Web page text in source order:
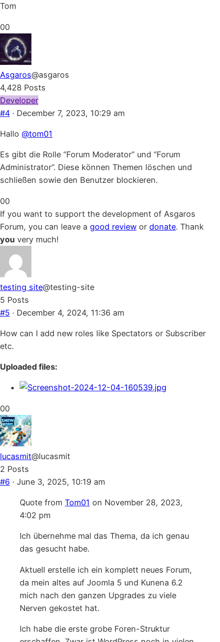
Tom
Click
for
thumbs
down.
0Click
for
thumbs
up.
0
Asgaros@asgaros
4,428 Posts
Developer
#4 · December 7, 2023, 10:29 am
Hallo @tom01
Es gibt die Rolle “Forum Moderator” und “Forum
Administrator”. Diese können Themen löschen und
schließen sowie den Benutzer blockieren.
Click
for
thumbs
down.
0Click
for
thumbs
up.
0
If you want to support the development of Asgaros
Forum, you can leave a good review or donate. Thank
you very much!
testing site@testing-site
5 Posts
#5 · December 4, 2024, 11:36 am
How can I add new roles like Spectators or Subscriber
etc.
Uploaded files:
Click
for
thumbs
down.
0Click
for
thumbs
up.
0
lucasmit@lucasmit
2 Posts
#6 · June 3, 2025, 10:19 am
Quote from Tom01 on November 28, 2023,
4:02 pm
Ich übernehme mal das Thema, da ich genau
das gesucht habe.
Aktuell erstelle ich ein komplett neues Forum,
da mein altes auf Joomla 5 und Kunena 6.2
mich nach den ganzen Upgrades zu viele
Nerven gekostet hat.
Ich habe die erste grobe Foren-Struktur